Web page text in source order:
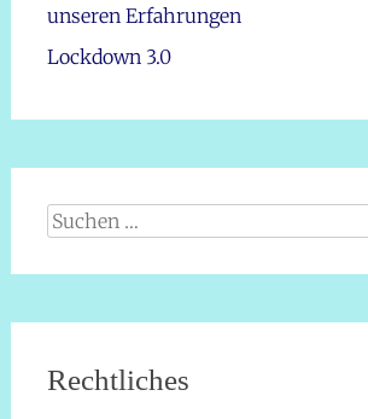
unseren Erfahrungen
Lockdown 3.0
Suche
Rechtliches